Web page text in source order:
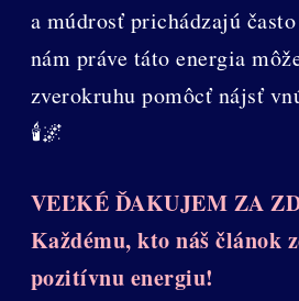
a múdrosť prichádzajú
nám práve táto energia
zverokruhu pomôcť nájsť
🕯️🌌
VEĽKÉ ĎAKUJEM ZA
Každému, kto náš článok
pozitívnu energiu!